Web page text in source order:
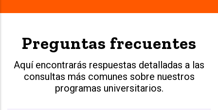
Preguntas frecuentes
Aquí encontrarás respuestas detalladas a las
consultas más comunes sobre nuestros
programas universitarios.